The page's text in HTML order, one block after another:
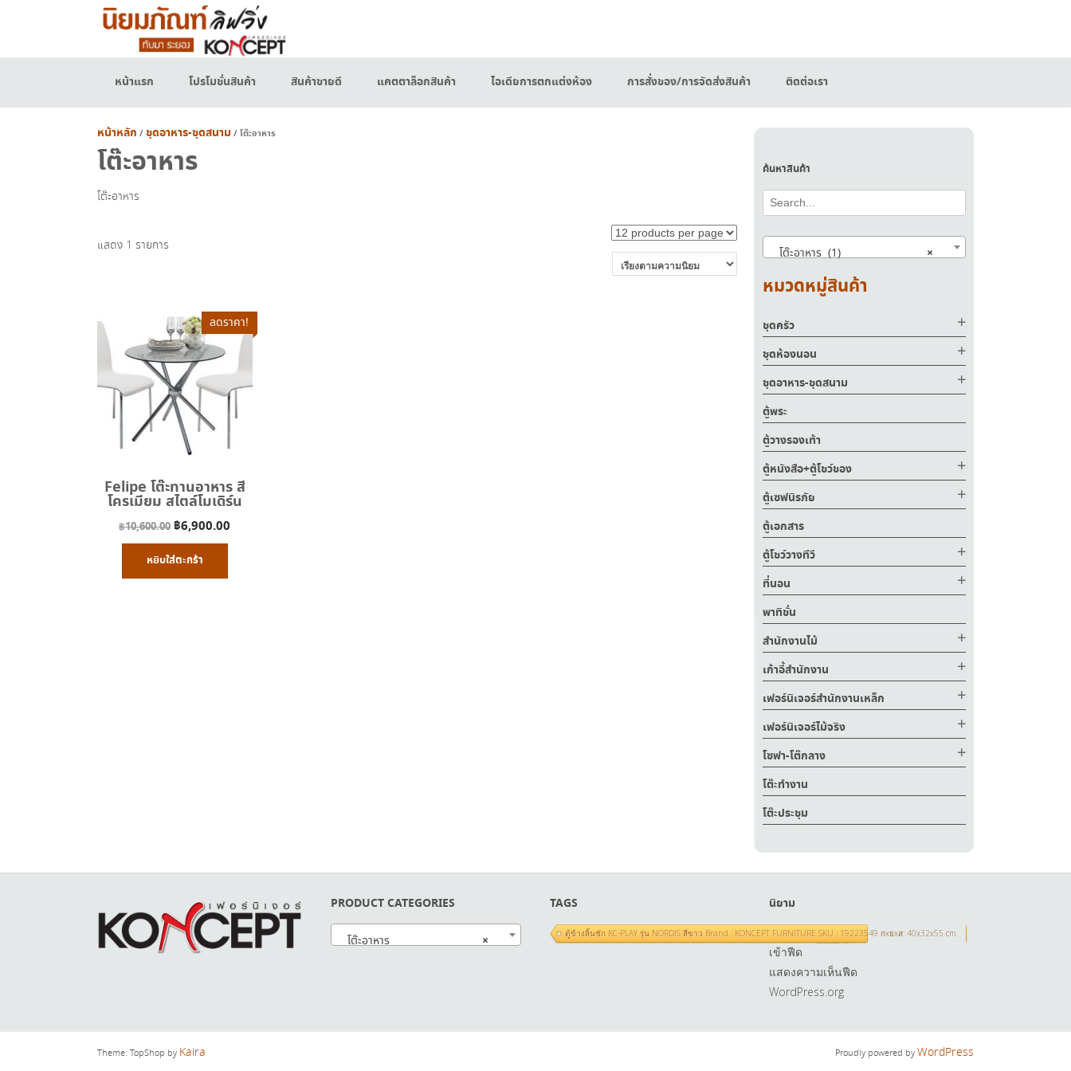
หน้าแรก โปรโมชั่นสินค้า สินค้าขายดี แคตตาล็อกสินค้า ไอเดียการตกแต่งห้อง การสั่งของ/การจัดส่งสินค้า ติดต่อเรา
หน้าหลัก /ชุดอาหาร-ชุดสนาม / โต๊ะอาหาร
โต๊ะอาหาร
โต๊ะอาหาร
แสดง 1 รายการ
ลดราคา!
Felipe โต๊ะทานอาหาร สี
โครเมียม สไตล์โมเดิร์น
฿10,600.00 Original
price
was:
฿6,900.00
หยิบใส่ตะกร้า
ค้นหาสินค้า
×
โต๊ะอาหาร (1)
หมวดหมู่สินค้า
ชุดครัว
ชุดห้องนอน
ชุดอาหาร-ชุดสนาม
ตู้พระ
ตู้วางรองเท้า
ตู้หนังสือ+ตู้โชว์ของ
ตู้เซฟนิรภัย
ตู้เอกสาร
ตู้โชว์วางทีวี
ที่นอน
พาทิชั่น
สำนักงานไม้
เก้าอี้สำนักงาน
เฟอร์นิเจอร์สำนักงานเหล็ก
เฟอร์นิเจอร์ไม้จริง
โซฟา-โต๊กลาง
โต๊ะทำงาน
โต๊ะประชุม
PRODUCT CATEGORIES
×
โต๊ะอาหาร
TAGS
ตู้ข้างลิ้นชัก KC-PLAY รุ่น NORDIS สีขาว Brand : KONCEPT FURNITURE SKU : 19223549 กxยxส: 40x32x55 cm.
นิยาม
เข้าสู่ระบบ
เข้าฟีด
แสดงความเห็นฟีด
WordPress.org
Theme: TopShop by Kaira Proudly powered byWordPress